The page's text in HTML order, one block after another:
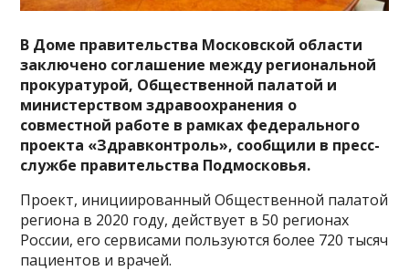
В Доме правительства Московской области
заключено соглашение между региональной
прокуратурой, Общественной палатой и
министерством здравоохранения о
совместной работе в рамках федерального
проекта «Здравконтроль», сообщили в пресс-
службе правительства Подмосковья.
Проект, инициированный Общественной палатой
региона в 2020 году, действует в 50 регионах
России, его сервисами пользуются более 720 тысяч
пациентов и врачей.